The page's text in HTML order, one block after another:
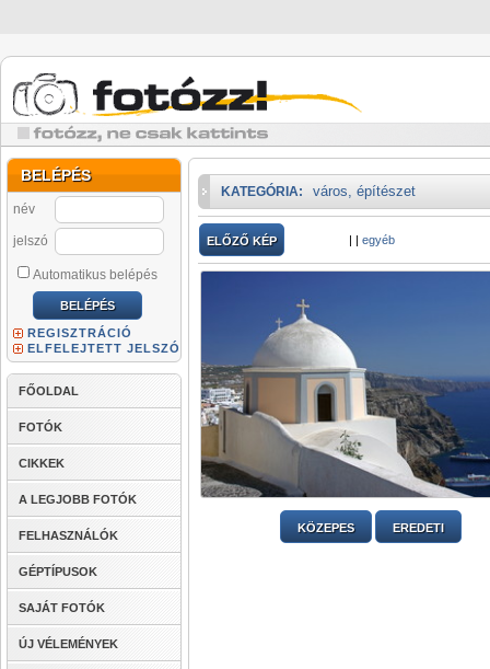
BELÉPÉS
név
jelszó
Automatikus belépés
REGISZTRÁCIÓ
ELFELEJTETT JELSZÓ
FŐOLDAL
FOTÓK
CIKKEK
A LEGJOBB FOTÓK
FELHASZNÁLÓK
GÉPTÍPUSOK
SAJÁT FOTÓK
ÚJ VÉLEMÉNYEK
KATEGÓRIA: város, építészet
ELŐZŐ KÉP | | egyéb
KÖZEPES EREDETI